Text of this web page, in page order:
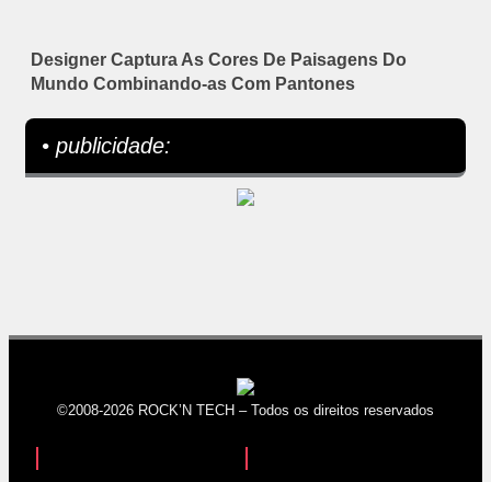
Designer Captura As Cores De Paisagens Do
Mundo Combinando-as Com Pantones
• publicidade:
©2008-2026 ROCK’N TECH – Todos os direitos reservados